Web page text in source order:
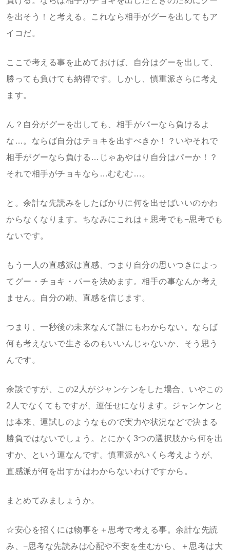
を出そう！と考える。これなら相手がグーを出してもア
イコだ。
ここで考える事を止めておけば、自分はグーを出して、
勝っても負けても納得です。しかし、慎重派さらに考え
ます。
ん？自分がグーを出しても、相手がパーなら負けるよ
な…。ならば自分はチョキを出すべきか！？いやそれで
相手がグーなら負ける…じゃあやはり自分はパーか！？
それで相手がチョキなら…むむむ…。
と。余計な先読みをしたばかりに何を出せばいいのかわ
からなくなります。ちなみにこれは＋思考でも−思考でも
ないです。
もう一人の直感派は直感、つまり自分の思いつきによっ
てグー・チョキ・パーを決めます。相手の事なんか考え
ません。自分の勘、直感を信じます。
つまり、一秒後の未来なんて誰にもわからない。ならば
何も考えないで生きるのもいいんじゃないか、そう思う
んです。
余談ですが、この2人がジャンケンをした場合、いやこの
2人でなくてもですが、運任せになります。ジャンケンと
は本来、運試しのようなもので実力や状況などで決まる
勝負ではないでしょう。とにかく3つの選択肢から何を出
すか、という運なんです。慎重派がいくら考えようが、
直感派が何を出すかはわからないわけですから。
まとめてみましょうか。
☆安心を招くには物事を＋思考で考える事。余計な先読
み、−思考な先読みは心配や不安を生むから、＋思考は大